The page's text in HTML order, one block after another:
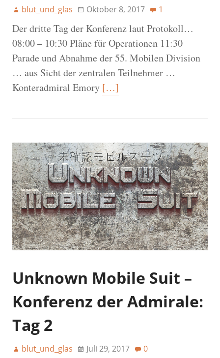
blut_und_glas Oktober 8, 2017 1
Der dritte Tag der Konferenz laut Protokoll…
08:00 – 10:30 Pläne für Operationen 11:30
Parade und Abnahme der 55. Mobilen Division
… aus Sicht der zentralen Teilnehmer …
Konteradmiral Emory […]
Unknown Mobile Suit –
Konferenz der Admirale:
Tag 2
blut_und_glas Juli 29, 2017 0